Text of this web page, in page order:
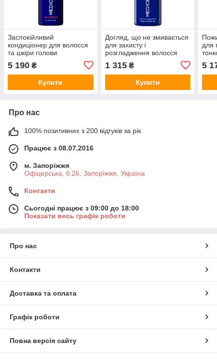
Заспокійливий
кондиціонер для волосся
та шкіри голови
Therapeutic Mediceuticals,
1000 мл
5 190 ₴
Купити
Догляд, що не змивається
для захисту і
розгладження волосся
Defend Mediceuticals, 250
мл
1 315₴
Купити
для
мл
5
Про нас
100% позитивних з 200 відгуків за рік
Працює з 08.07.2016
м. Запоріжжя
Офіцерська, б.26, Запоріжжя, Україна
Контакти
Сьогодні працює з 09:00 до 18:00
Показати весь графік роботи
Про нас
Контакти
Доставка та оплата
Графік роботи
Повна версія сайту